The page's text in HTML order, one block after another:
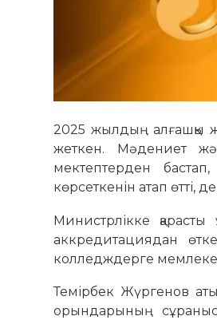
2025 жылдың алғашқы
жеткен. Мәдениет
мектептерден
көрсеткенін атап өтті,
Министрлікке
аккредитациядан
колледждерге
Темірбек Жүргенов
орындарының сұраныс